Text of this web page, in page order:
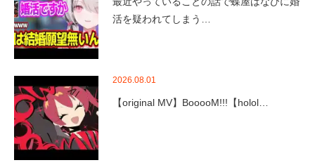
活を疑われてしまう…
2026.08.01
【original MV】BooooM!!!【holol…